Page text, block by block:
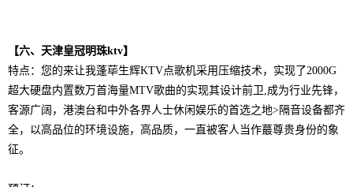
【六、天津皇冠明珠ktv】
特点： 您的来让我蓬荜生辉KTV点歌机采用压缩技术，实现了2000G
超大硬盘内置数万首海量MTV歌曲的实现其设计前卫,成为行业先锋，
客源广阔，港澳台和中外各界人士休闲娱乐的首选之地>隔音设备都齐
全，以高品位的环境设施，高品质，一直被客人当作蕞尊贵身份的象
征。